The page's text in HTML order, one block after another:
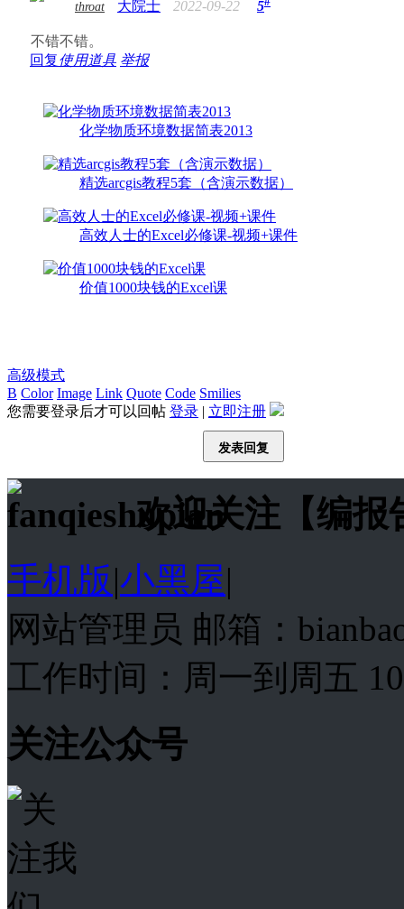
throat 大院士 2022-09-22 5
不错不错。
回复使用道具 举报
化学物质环境数据简表2013
精选arcgis教程5套（含演示数据）
高效人士的Excel必修课-视频+课件
价值1000块钱的Excel课
高级模式
B Color Image Link Quote Code Smilies
您需要登录后才可以回帖 登录 | 立即注册
发表回复
欢迎关注【编报
手机版|小黑屋|
网站管理员 邮箱：
工作时间：周一到周五
关注公众号